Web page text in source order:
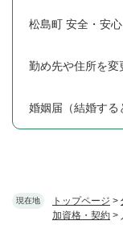
現在地 トップページ >
加資格・契約 >
松島町 安全・安
勤め先や住所を変
婚姻届（結婚する